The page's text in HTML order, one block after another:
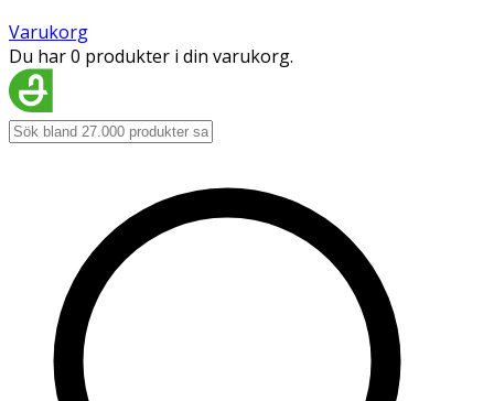
Varukorg
Du har 0 produkter i din varukorg.